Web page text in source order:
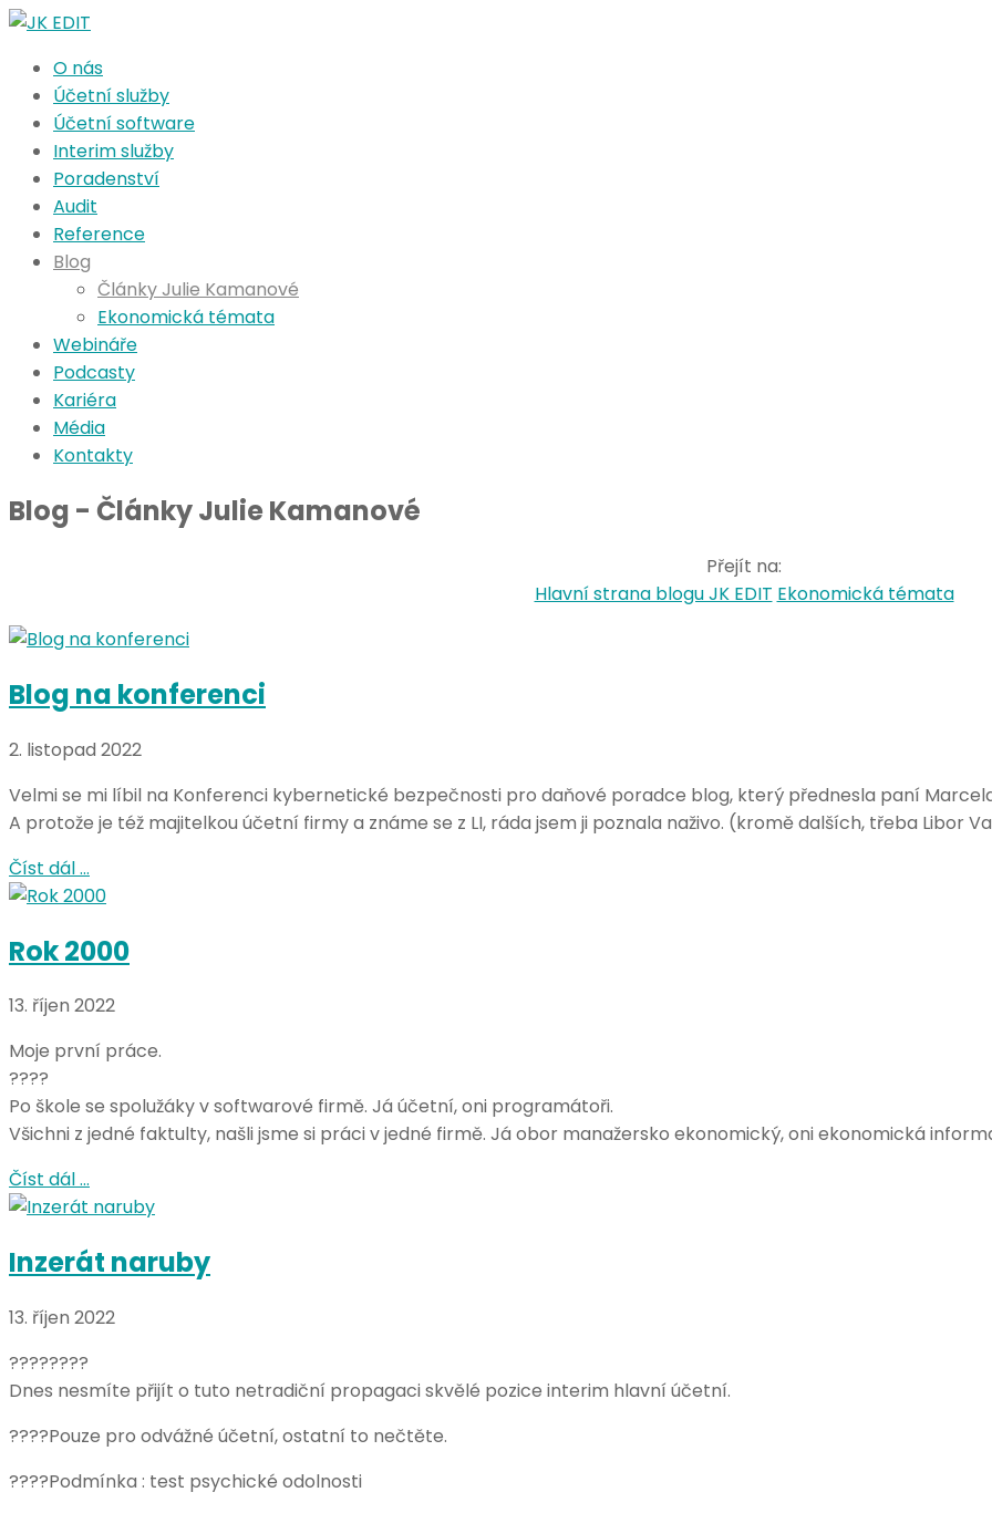
O nás
Účetní služby
Účetní software
Interim služby
Poradenství
Audit
Reference
Blog
Články Julie Kamanové
Ekonomická témata
Webináře
Podcasty
Kariéra
Média
Kontakty
Blog - Články Julie Kamanové
Přejít na:
Hlavní strana blogu JK EDIT Ekonomická témata
Blog na konferenci
2. listopad 2022
Velmi se mi líbil na Konferenci kybernetické bezpečnosti pro daňové poradce blog, který přednesla paní
A protože je též majitelkou účetní firmy a známe se z LI, ráda jsem ji poznala naživo. (kromě dalších, třeba Libor
Číst dál …
Rok 2000
13. říjen 2022
Moje první práce.
????
Po škole se spolužáky v softwarové firmě. Já účetní, oni programátoři.
Všichni z jedné faktulty, našli jsme si práci v jedné firmě. Já obor manažersko ekonomický, oni ekonomická
Číst dál …
Inzerát naruby
13. říjen 2022
????????
Dnes nesmíte přijít o tuto netradiční propagaci skvělé pozice interim hlavní účetní.
????Pouze pro odvážné účetní, ostatní to nečtěte.
????Podmínka : test psychické odolnosti